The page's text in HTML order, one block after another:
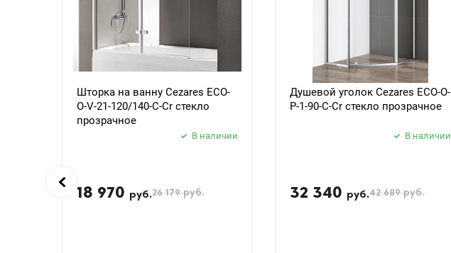
Шторка на ванну Cezares ECO-
O-V-21-120/140-C-Cr стекло
прозрачное
В наличии
18 970 руб.26 179руб.
Душевой уголок Cezares ECO-O-
P-1-90-C-Cr стекло прозрачное
В наличии
32 340 руб.42 689руб.